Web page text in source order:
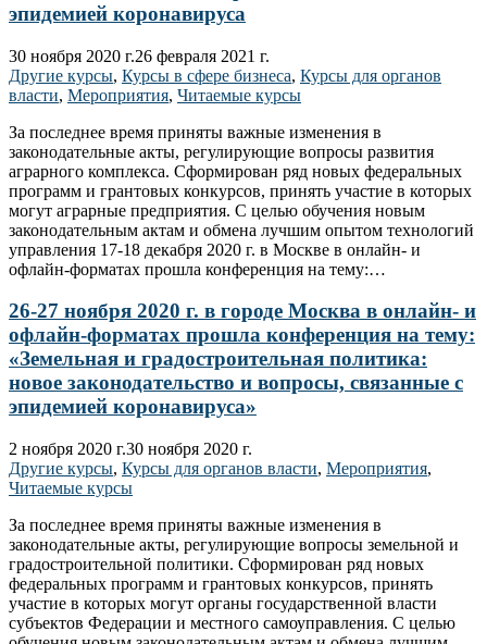
эпидемией коронавируса
30 ноября 2020 г.26 февраля 2021 г.
Другие курсы, Курсы в сфере бизнеса, Курсы для органов
власти, Мероприятия, Читаемые курсы
За последнее время приняты важные изменения в
законодательные акты, регулирующие вопросы развития
аграрного комплекса. Сформирован ряд новых федеральных
программ и грантовых конкурсов, принять участие в которых
могут аграрные предприятия. С целью обучения новым
законодательным актам и обмена лучшим опытом технологий
управления 17-18 декабря 2020 г. в Москве в онлайн- и
офлайн-форматах прошла конференция на тему:…
26-27 ноября 2020 г. в городе Москва в онлайн- и
офлайн-форматах прошла конференция на тему:
«Земельная и градостроительная политика:
новое законодательство и вопросы, связанные с
эпидемией коронавируса»
2 ноября 2020 г.30 ноября 2020 г.
Другие курсы, Курсы для органов власти, Мероприятия,
Читаемые курсы
За последнее время приняты важные изменения в
законодательные акты, регулирующие вопросы земельной и
градостроительной политики. Сформирован ряд новых
федеральных программ и грантовых конкурсов, принять
участие в которых могут органы государственной власти
субъектов Федерации и местного самоуправления. С целью